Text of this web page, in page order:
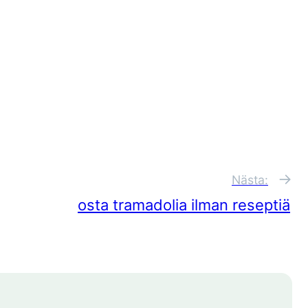
Nästa:
osta tramadolia ilman reseptiä
→